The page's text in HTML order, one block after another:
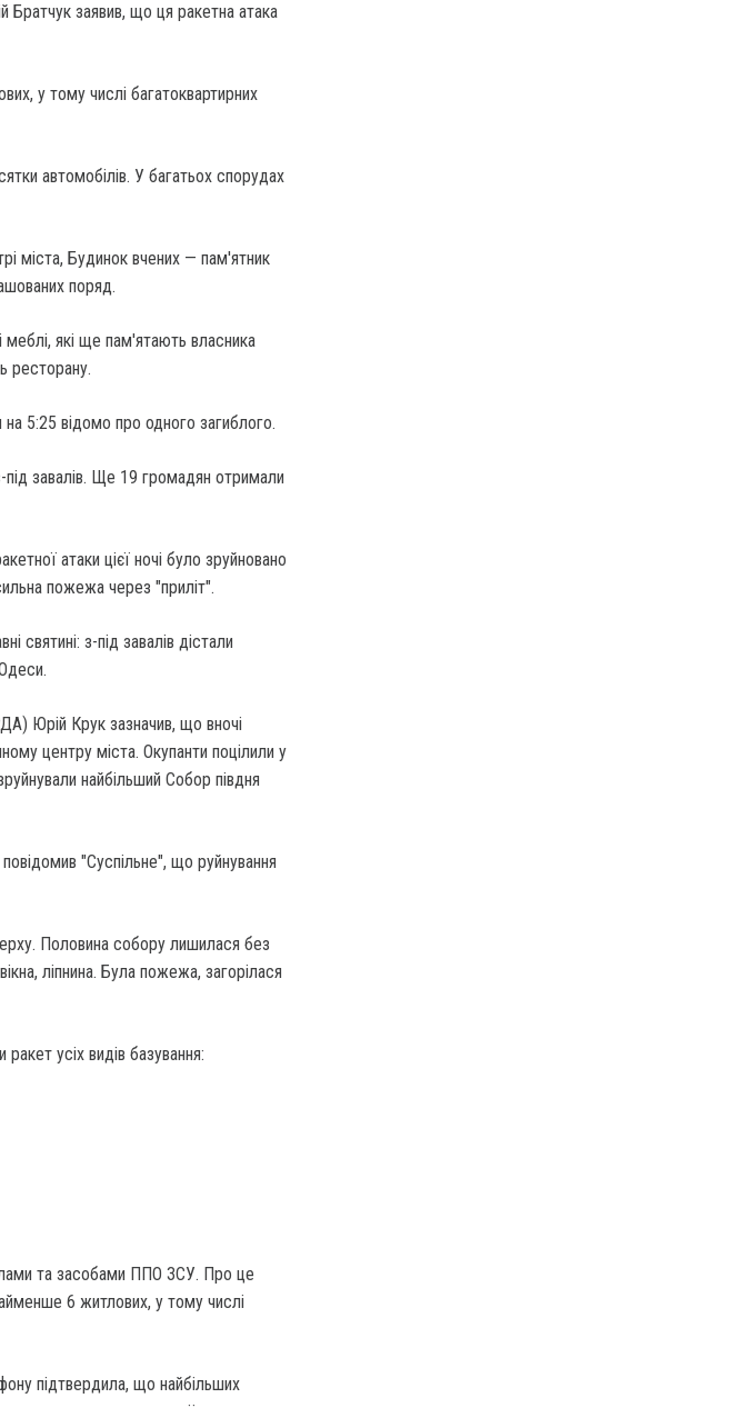
Братчук заявив, що ця ракетна атака
у тому числі багатоквартирних
автомобілів. У багатьох спорудах
міста, Будинок вчених — пам'ятник
поряд.
меблі, які ще пам'ятають власника
ресторану.
5:25 відомо про одного загиблого.
завалів. Ще 19 громадян отримали
атаки цієї ночі було зруйновано
пожежа через "приліт".
святині: з-під завалів дістали
Юрій Крук зазначив, що вночі
центру міста. Окупанти поцілили у
найбільший Собор півдня
"Суспільне", що руйнування
Половина собору лишилася без
ліпнина. Була пожежа, загорілася
усіх видів базування:
та засобами ППО ЗСУ. Про це
6 житлових, у тому числі
підтвердила, що найбільших